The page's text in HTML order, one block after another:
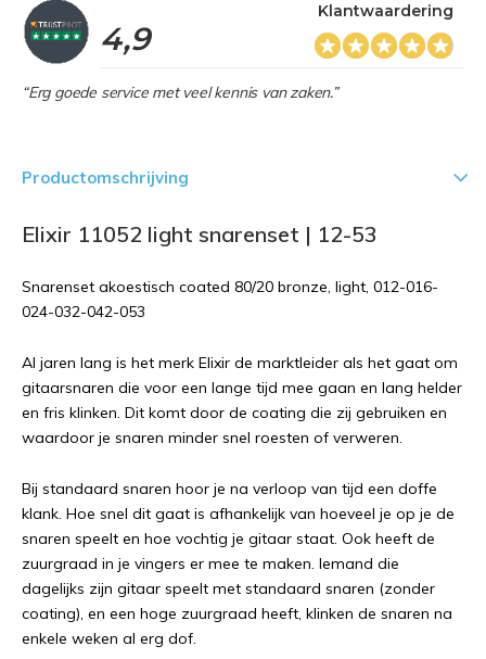
4,9
Klantwaardering
“Erg goede service met veel kennis van zaken.”
Productomschrijving
Elixir 11052 light snarenset | 12-53
Snarenset akoestisch coated 80/20 bronze, light, 012-016-
024-032-042-053
Al jaren lang is het merk Elixir de marktleider als het gaat om
gitaarsnaren die voor een lange tijd mee gaan en lang helder
en fris klinken. Dit komt door de coating die zij gebruiken en
waardoor je snaren minder snel roesten of verweren.
Bij standaard snaren hoor je na verloop van tijd een doffe
klank. Hoe snel dit gaat is afhankelijk van hoeveel je op je de
snaren speelt en hoe vochtig je gitaar staat. Ook heeft de
zuurgraad in je vingers er mee te maken. Iemand die
dagelijks zijn gitaar speelt met standaard snaren (zonder
coating), en een hoge zuurgraad heeft, klinken de snaren na
enkele weken al erg dof.